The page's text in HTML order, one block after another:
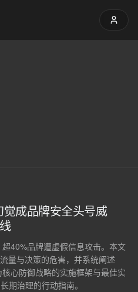
成品牌安全头号威
40%品牌遭虚假信息攻击。本文
量与决策的危害，并系统阐述
心防御战略的实施框架与最佳实
期治理的行动指南。